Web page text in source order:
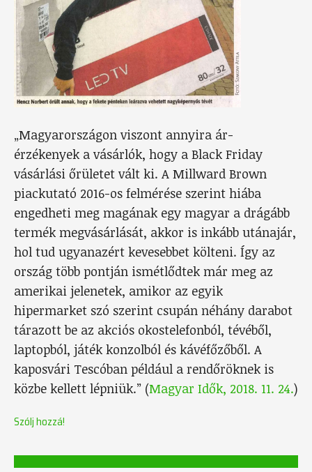
„Magyarországon viszont annyira ár-
érzékenyek a vásárlók, hogy a Black Friday
vásárlási őrületet vált ki. A Millward Brown
piackutató 2016-os felmérése szerint hiába
engedheti meg magának egy magyar a drágább
termék megvásárlását, akkor is inkább utánajár,
hol tud ugyanazért kevesebbet költeni. Így az
ország több pontján ismétlődtek már meg az
amerikai jelenetek, amikor az egyik
hipermarket szó szerint csupán néhány darabot
tárazott be az akciós okostelefonból, tévéből,
laptopból, játék konzolból és kávéfőzőből. A
kaposvári Tescóban például a rendőröknek is
közbe kellett lépniük.” (Magyar Idők, 2018. 11. 24.)
Szólj hozzá!